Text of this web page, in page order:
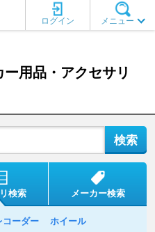
メニュー
ログイン
ー用品・アクセサリ
検索 メーカー検索
コーダー
ホイール